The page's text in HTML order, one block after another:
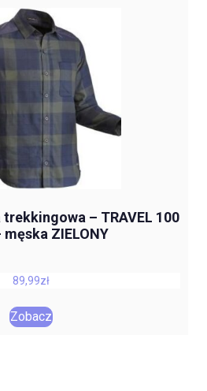
trekkingowa – TRAVEL 100
ZIELONY
89,99zł
Zobacz